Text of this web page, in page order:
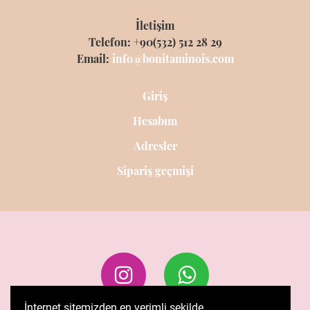
İletişim
Telefon: +90(532) 512 28 29
Email: info@bonitaminois.com
Giriş
Hesabım
Adresler
Sipariş geçmişi